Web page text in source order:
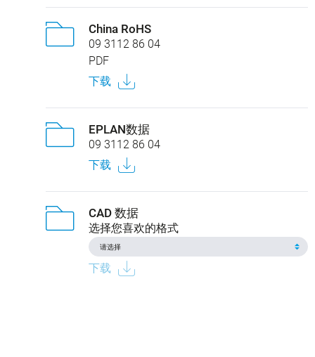
China RoHS
09 3112 86 04
PDF
下载
EPLAN数据
09 3112 86 04
下载
CAD 数据
选择您喜欢的格式
下载